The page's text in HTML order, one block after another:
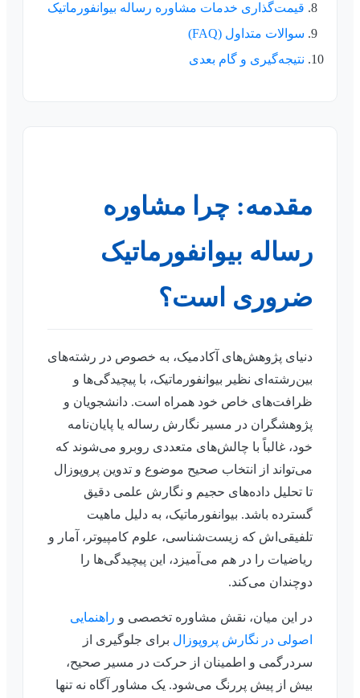
قیمت‌گذاری خدمات مشاوره رساله بیوانفورماتیک
سوالات متداول (FAQ)
نتیجه‌گیری و گام بعدی
مقدمه: چرا مشاوره
رساله بیوانفورماتیک
ضروری است؟
دنیای پژوهش‌های آکادمیک، به خصوص در رشته‌های
بین‌رشته‌ای نظیر بیوانفورماتیک، با پیچیدگی‌ها و
ظرافت‌های خاص خود همراه است. دانشجویان و
پژوهشگران در مسیر نگارش رساله یا پایان‌نامه
خود، غالباً با چالش‌های متعددی روبرو می‌شوند که
می‌تواند از انتخاب صحیح موضوع و تدوین پروپوزال
تا تحلیل داده‌های حجیم و نگارش علمی دقیق
گسترده باشد. بیوانفورماتیک، به دلیل ماهیت
تلفیقی‌اش که زیست‌شناسی، علوم کامپیوتر، آمار و
ریاضیات را در هم می‌آمیزد، این پیچیدگی‌ها را
دوچندان می‌کند.
در این میان، نقش مشاوره تخصصی و راهنمایی
اصولی در نگارش پروپوزال برای جلوگیری از
سردرگمی و اطمینان از حرکت در مسیر صحیح،
بیش از پیش پررنگ می‌شود. یک مشاور آگاه نه تنها